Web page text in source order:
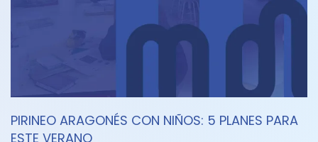
PIRINEO ARAGONÉS CON NIÑOS: 5 PLANES PARA
ESTE VERANO